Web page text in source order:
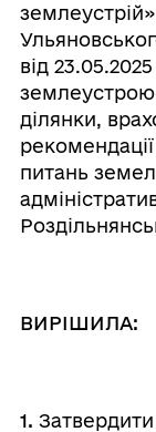
від
землеустрою
ділянки,
рекомендації
питань
ВИРІШИЛА:
1. Затвердити